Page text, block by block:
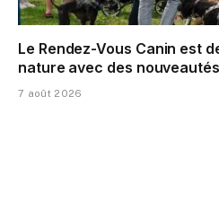
Le Rendez-Vous Canin est
nature avec des nouveautés
7 août 2026